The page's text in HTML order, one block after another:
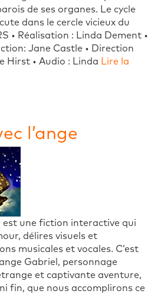
de ses organes. Le cycle
dans le cercle vicieux du
• Réalisation : Linda Dement •
Jane Castle • Direction
Hirst • Audio : Linda Lire la
l’ange
est une fiction interactive qui
délires visuels et
musicales et vocales. C’est
Gabriel, personnage
et captivante aventure,
fin, que nous accomplirons ce